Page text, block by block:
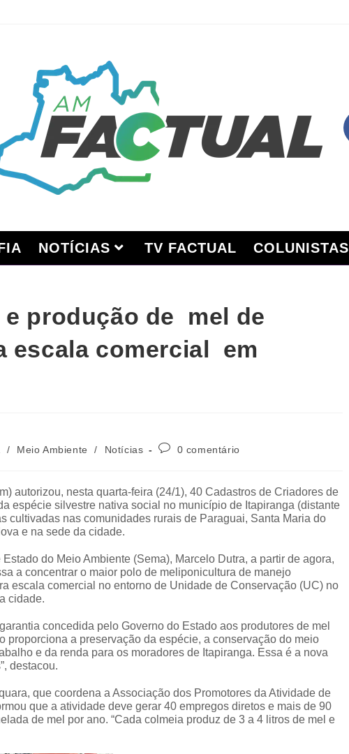
NOTÍCIAS TV FACTUAL COLUNISTAS
produção de mel de
escala comercial em
/ Meio Ambiente / Notícias 0 comentário
autorizou, nesta quarta-feira (24/1), 40 Cadastros de Criadores de
espécie silvestre nativa social no município de Itapiranga (distante
cultivadas nas comunidades rurais de Paraguai, Santa Maria do
e na sede da cidade.
do Meio Ambiente (Sema), Marcelo Dutra, a partir de agora,
a concentrar o maior polo de meliponicultura de manejo
escala comercial no entorno de Unidade de Conservação (UC) no
cidade.
concedida pelo Governo do Estado aos produtores de mel
proporciona a preservação da espécie, a conservação do meio
e da renda para os moradores de Itapiranga. Essa é a nova
destacou.
que coordena a Associação dos Promotores da Atividade de
que a atividade deve gerar 40 empregos diretos e mais de 90
de mel por ano. “Cada colmeia produz de 3 a 4 litros de mel e